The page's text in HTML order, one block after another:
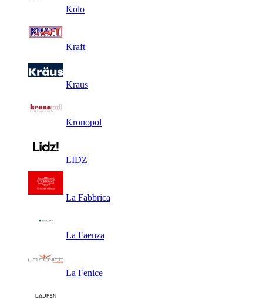
Kolo
Kraft
Kraus
Kronopol
LIDZ
La Fabbrica
La Faenza
La Fenice